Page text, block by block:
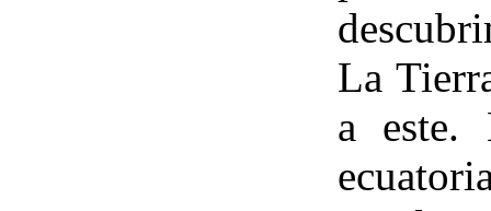
La
a este.